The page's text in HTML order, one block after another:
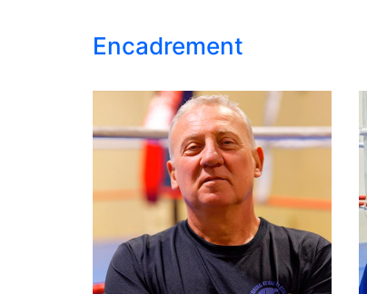
Encadrement
Entraîneur et
responsable
section
adultes
E-mail